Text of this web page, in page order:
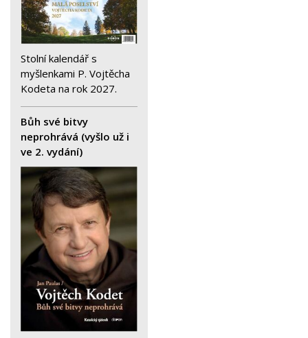
Stolní kalendář s
myšlenkami P. Vojtěcha
Kodeta na rok 2027.
Bůh své bitvy
neprohrává (vyšlo už i
ve 2. vydání)